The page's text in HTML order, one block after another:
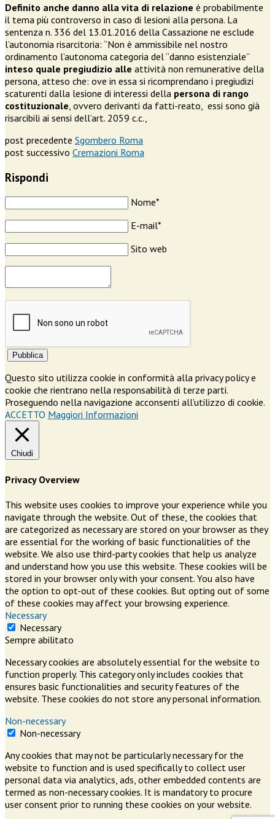
Definito anche danno alla vita di relazione è probabilmente
il tema più controverso in caso di lesioni alla persona. La
sentenza n. 336 del 13.01.2016 della Cassazione ne esclude
l’autonomia risarcitoria: “Non è ammissibile nel nostro
ordinamento l’autonoma categoria del “danno esistenziale”
inteso quale pregiudizio alle attività non remunerative della
persona, atteso che: ove in essa si ricomprendano i pregiudizi
scaturenti dalla lesione di interessi della persona di rango
costituzionale , ovvero derivanti da fatti-reato, essi sono già
risarcibili ai sensi dell’art. 2059 c.c.,
post precedente Sgombero Roma
post successivo Cremazioni Roma
Rispondi
Nome*
E-mail*
Sito web
Pubblica
Questo sito utilizza cookie in conformità alla privacy policy e
cookie che rientrano nella responsabilità di terze parti.
Proseguendo nella navigazione acconsenti all’utilizzo di cookie.
ACCETTO Maggiori Informazioni
Chiudi
Privacy Overview
This website uses cookies to improve your experience while you
navigate through the website. Out of these, the cookies that
are categorized as necessary are stored on your browser as they
are essential for the working of basic functionalities of the
website. We also use third-party cookies that help us analyze
and understand how you use this website. These cookies will be
stored in your browser only with your consent. You also have
the option to opt-out of these cookies. But opting out of some
of these cookies may affect your browsing experience.
Necessary
Necessary
Sempre abilitato
Necessary cookies are absolutely essential for the website to
function properly. This category only includes cookies that
ensures basic functionalities and security features of the
website. These cookies do not store any personal information.
Non-necessary
Non-necessary
Any cookies that may not be particularly necessary for the
website to function and is used specifically to collect user
personal data via analytics, ads, other embedded contents are
termed as non-necessary cookies. It is mandatory to procure
user consent prior to running these cookies on your website.